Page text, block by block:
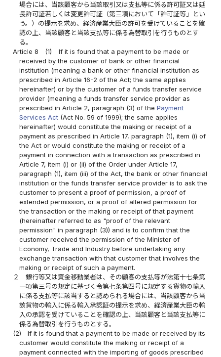
場合には、当該顧客から当該取引又は支払等に係る許可証又は延
長許可証若しくは変更許可証（第三項において「許可証等」とい
う。）の提示を求め、経済産業大臣の許可を受けていることを確
認の上、当該顧客と当該支払等に係る為替取引を行うものとす
る。
Article 8
(1)
If it is found that a payment to be made or
received by the customer of bank or other financial
institution (meaning a bank or other financial institution as
prescribed in Article 16-2 of the Act; the same applies
hereinafter) or by the customer of a funds transfer service
provider (meaning a funds transfer service provider as
prescribed in Article 2, paragraph (3) of thePayment
Services Act (Act No. 59 of 1999); the same applies
hereinafter) would constitute the making or receipt of a
payment as prescribed in Article 17, paragraph (1), item (i) of
the Act or would constitute the making or receipt of a
payment in connection with a transaction as prescribed in
Article 7, item (i) or (ii) of the Order under Article 17,
paragraph (1), item (iii) of the Act, the bank or other financial
institution or the funds transfer service provider is to ask the
customer to present a proof of permission, a proof of
extended permission, or a proof of altered permission for
the transaction or the making or receipt of that payment
(hereinafter referred to as "proof of the relevant
permission" in paragraph (3)) and is to confirm that the
customer received the permission of the Minister of
Economy, Trade and Industry before undertaking any
exchange transaction with that customer that involves the
making or receipt of such a payment.
２
銀行等又は資金移動業者は、その顧客の支払等が法第十七条第
一項第三号の規定に基づく令第七条第四号に規定する貨物の輸入
に係る支払等に該当すると認められる場合には、当該顧客から当
該貨物の輸入に係る輸入承認証の提示を求め、経済産業大臣の輸
入の承認を受けていることを確認の上、当該顧客と当該支払等に
係る為替取引を行うものとする。
(2)
If it is found that a payment to be made or received by its
customer would constitute the making or receipt of a
payment connected with the importing of goods prescribed